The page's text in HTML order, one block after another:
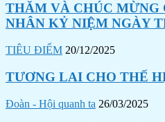
THĂM VÀ CHÚC
NHÂN KỶ NIỆM NGÀY
TIÊU ĐIỂM 20/12/2025
TƯƠNG LAI CHO THẾ
Đoàn - Hội quanh ta 26/03/2025